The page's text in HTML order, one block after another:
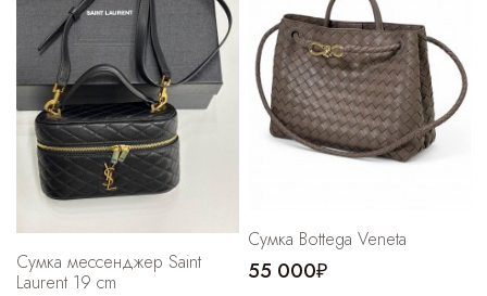
Сумка мессенджер Saint
Laurent 19 cm
Сумка Bottega Veneta
55 000₽
Cпортивные брюки
Комбинезоны